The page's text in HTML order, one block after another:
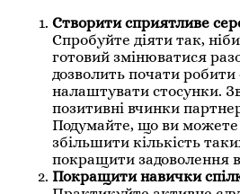
Створити сприятливе
Спробуйте діяти так,
готовий змінюватися
дозволить почати робити
налаштувати стосунки.
позитивні вчинки
Подумайте, що ви
збільшити кількість
покращити задоволення
Покращити навички